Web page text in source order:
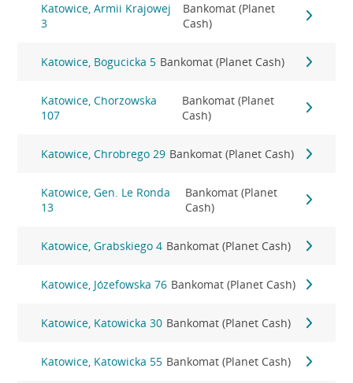
Katowice, Armii Krajowej
3
Bankomat (Planet
Cash)
Katowice, Bogucicka 5 Bankomat (Planet Cash)
Katowice, Chorzowska
107
Bankomat (Planet
Cash)
Katowice, Chrobrego 29 Bankomat (Planet Cash)
Katowice, Gen. Le Ronda
13
Bankomat (Planet
Cash)
Katowice, Grabskiego 4 Bankomat (Planet Cash)
Katowice, Józefowska 76 Bankomat (Planet Cash)
Katowice, Katowicka 30 Bankomat (Planet Cash)
Katowice, Katowicka 55 Bankomat (Planet Cash)